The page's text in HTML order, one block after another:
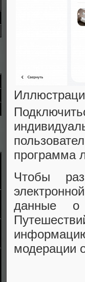
программа
Чтобы
данные
модерации